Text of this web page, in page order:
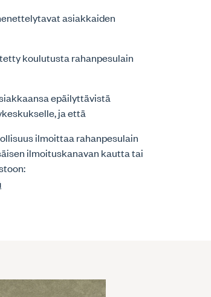
asiakkaiden
koulutusta rahanpesulain
epäilyttävistä
ja että
ilmoittaa rahanpesulain
ilmoituskanavan kautta tai